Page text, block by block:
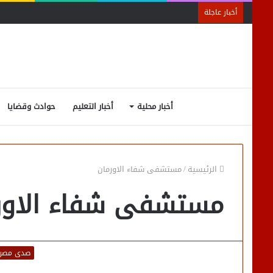
أخبار عاجلة
أخبار محلية أخبار التعليم حوادث وقضايا
الرئيسية/مستشفى شفاء الاورمان
مستشفى شفاء
صدى مصر